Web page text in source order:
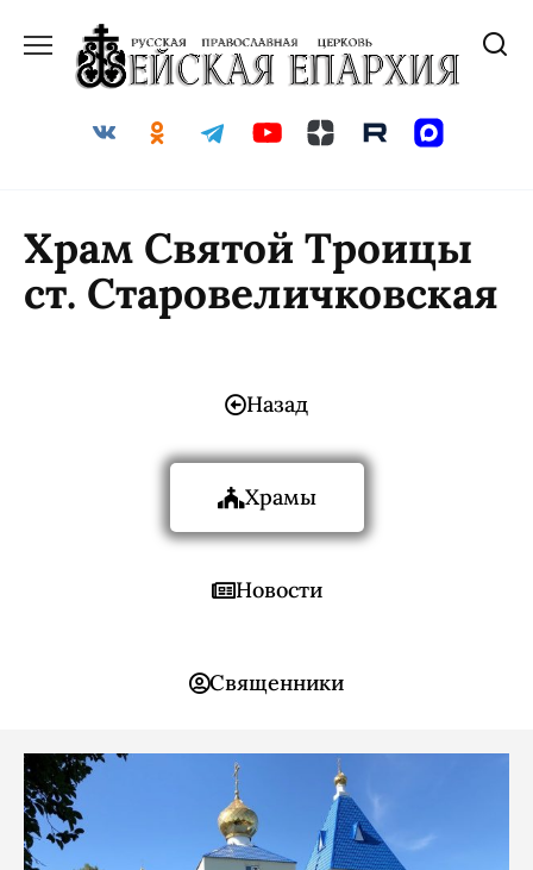
Храм Святой Троицы
ст. Старовеличковская
Назад
Храмы
Новости
Священники